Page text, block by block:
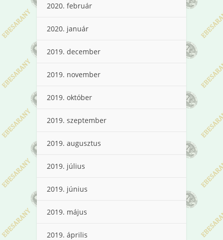
2020. február
2020. január
2019. december
2019. november
2019. október
2019. szeptember
2019. augusztus
2019. július
2019. június
2019. május
2019. április